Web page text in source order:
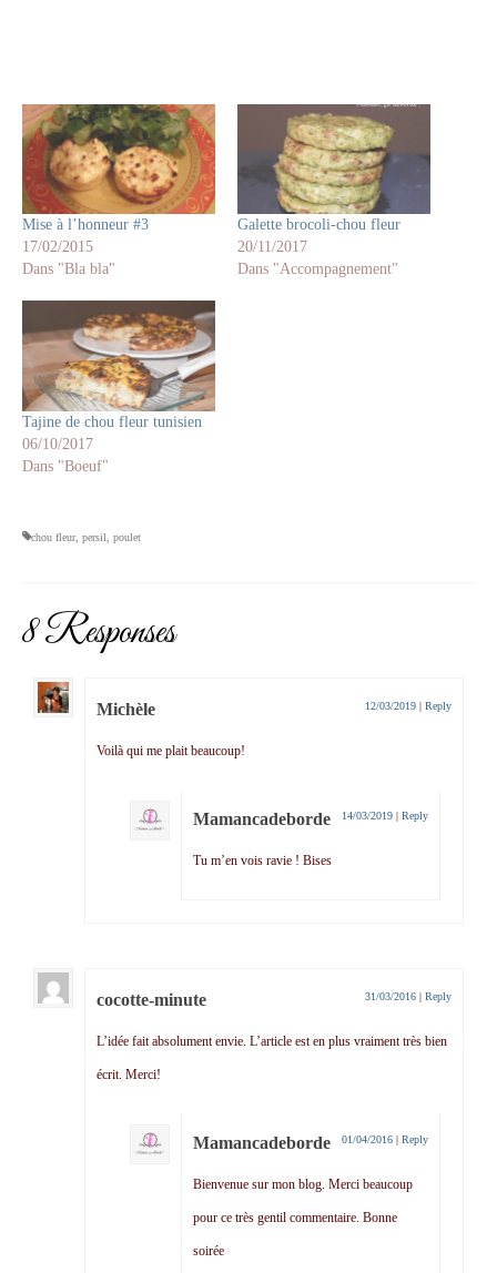
Mise à l’honneur #3
17/02/2015
Dans "Bla bla"
Galette brocoli-chou fleur
20/11/2017
Dans "Accompagnement"
Tajine de chou fleur tunisien
06/10/2017
Dans "Boeuf"
chou fleur, persil poulet
8 Responses
Michèle 12/03/2019 | Reply
Voilà qui me plait beaucoup!
Mamancadeborde 14/03/2019 | Reply
Tu m’en vois ravie ! Bises
cocotte-minute 31/03/2016 | Reply
L’idée fait absolument envie. L’article est en plus vraiment très bien
écrit. Merci!
Mamancadeborde 01/04/2016 | Reply
Bienvenue sur mon blog. Merci beaucoup
pour ce très gentil commentaire. Bonne
soirée